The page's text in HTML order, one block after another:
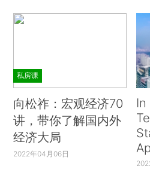
私房课
向松祚：宏观经济70
讲，带你了解国内外
经济大局
2022年04月06日